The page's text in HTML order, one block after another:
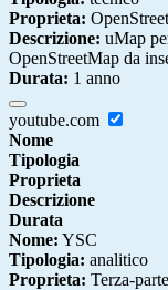
Proprieta:
Descrizione: uMap
OpenStreetMap da
Durata: 1 anno
youtube.com
Nome
Tipologia
Proprieta
Descrizione
Durata
Nome: YSC
Tipologia: analitico
Proprieta: Terza-parte